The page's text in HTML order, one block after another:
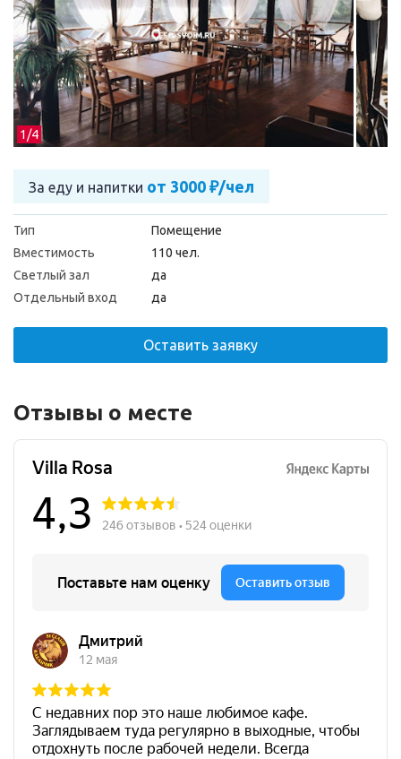
1/4
За еду и напитки от 3000 ₽/чел
Тип
Помещение
Вместимость
110 чел.
Светлый зал
да
Отдельный вход
да
Оставить заявку
Отзывы о месте